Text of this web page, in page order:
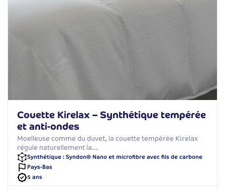
Couette Kirelax – Synthétique tempérée
et anti-ondes
Moelleuse comme du duvet, la couette tempérée Kirelax
régule naturellement la…
Synthétique : Syndon® Nano et microfibre avec fils de carbone
Pays-Bas
5 ans